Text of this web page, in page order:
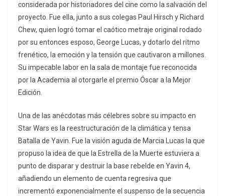
considerada por historiadores del cine como la salvación del
proyecto. Fue ella, junto a sus colegas Paul Hirsch y Richard
Chew, quien logró tomar el caótico metraje original rodado
por su entonces esposo, George Lucas, y dotarlo del ritmo
frenético, la emoción y la tensión que cautivaron a millones.
Su impecable labor en la sala de montaje fue reconocida
por la Academia al otorgarle el premio Óscar a la Mejor
Edición.
Una de las anécdotas más célebres sobre su impacto en
Star Wars es la reestructuración de la climática y tensa
Batalla de Yavin. Fue la visión aguda de Marcia Lucas la que
propuso la idea de que la Estrella de la Muerte estuviera a
punto de disparar y destruir la base rebelde en Yavin 4,
añadiendo un elemento de cuenta regresiva que
incrementó exponencialmente el suspenso de la secuencia